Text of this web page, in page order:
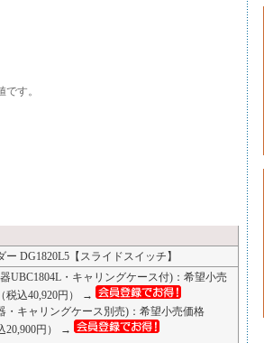
す。
DG1820L5【スライドスイッチ】
UBC1804L・キャリングケース付)：希望小売
（税込40,920円） →
・キャリングケース別売)：希望小売価格
20,900円） →